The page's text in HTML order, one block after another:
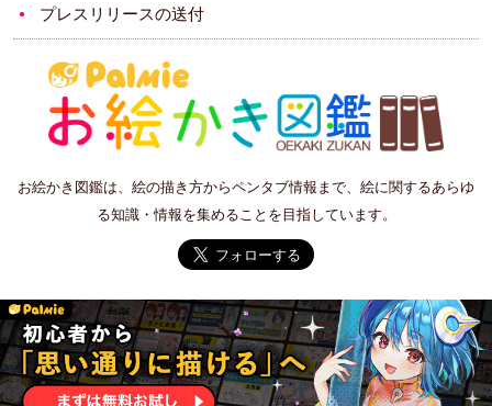
プレスリリースの送付
お絵かき図鑑は、絵の描き方からペンタブ情報まで、絵に関するあらゆ
る知識・情報を集めることを目指しています。